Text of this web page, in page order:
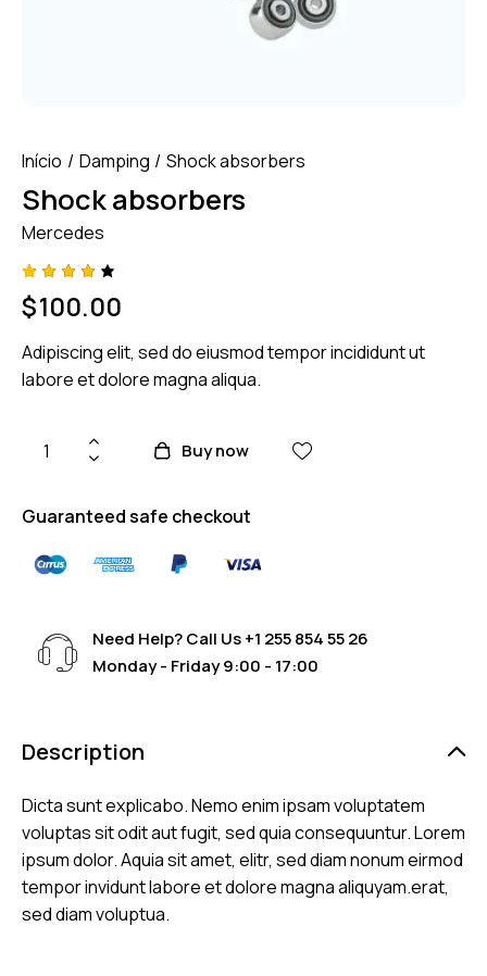
Início Damping Shock absorbers
Shock absorbers
Mercedes
Class
ificado
com
em 5
base
1
o de
cliente
$100.00
Adipiscing elit, sed do eiusmod tempor incididunt ut
labore et dolore magna aliqua.
Buy now
Guaranteed safe checkout
Need Help? Call Us+1 255 854 55 26
Monday - Friday 9:00 - 17:00
Description
Dicta sunt explicabo. Nemo enim ipsam voluptatem
voluptas sit odit aut fugit, sed quia consequuntur. Lorem
ipsum dolor. Aquia sit amet, elitr, sed diam nonum eirmod
tempor invidunt labore et dolore magna aliquyam.erat,
sed diam voluptua.